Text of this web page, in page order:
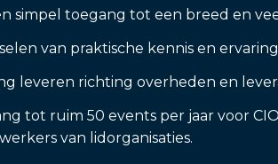
simpel toegang tot een breed en
van praktische kennis en
leveren richting overheden en
tot ruim 50 events per jaar voor
van lidorganisaties.